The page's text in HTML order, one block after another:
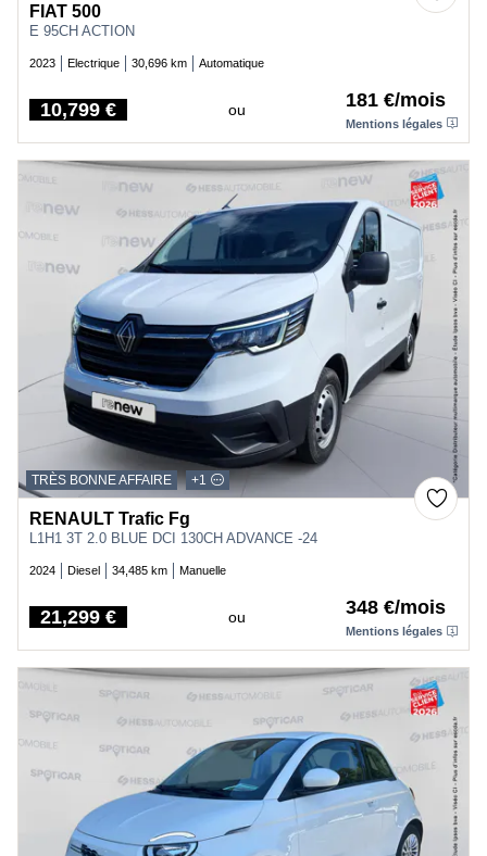
FIAT 500
E 95CH ACTION
2023 Electrique 30,696 km Automatique
Price
10,799 € ou 181 €/mois
Mentions légales
TRÈS BONNE AFFAIRE +1
RENAULT Trafic Fg
L1H1 3T 2.0 BLUE DCI 130CH ADVANCE -24
2024 Diesel 34,485 km Manuelle
Price
21,299 € ou 348 €/mois
Mentions légales